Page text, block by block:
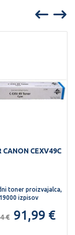
CANON CEXV49C
toner proizvajalca,
19000 izpisov
€ 91,99 €